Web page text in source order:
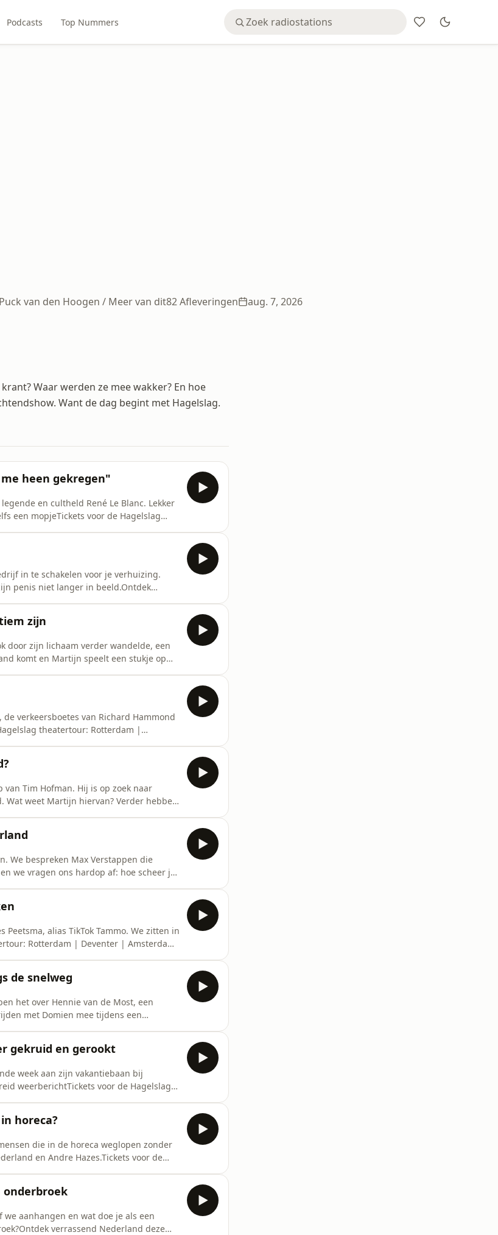
Podcasts Top Nummers
van den Hoogen / Meer van dit82 Afleveringen aug. 7, 2026
Waar werden ze mee wakker? En hoe
Want de dag begint met Hagelslag.
heen gekregen"
en cultheld René Le Blanc. Lekker
een mopjeTickets voor de Hagelslag
in te schakelen voor je verhuizing.
penis niet langer in beeld.Ontdek
zijn
door zijn lichaam verder wandelde, een
komt en Martijn speelt een stukje op
verkeersboetes van Richard Hammond
theatertour: Rotterdam |
Tim Hofman. Hij is op zoek naar
Wat weet Martijn hiervan? Verder hebben
We bespreken Max Verstappen die
we vragen ons hardop af: hoe scheer je
alias TikTok Tammo. We zitten in
Rotterdam | Deventer | Amsterdam
de snelweg
het over Hennie van de Most, een
met Domien mee tijdens een
gekruid en gerookt
week aan zijn vakantiebaan bij
weerberichtTickets voor de Hagelslag
horeca?
die in de horeca weglopen zonder
en Andre Hazes.Tickets voor de
onderbroek
aanhangen en wat doe je als een
verrassend Nederland deze